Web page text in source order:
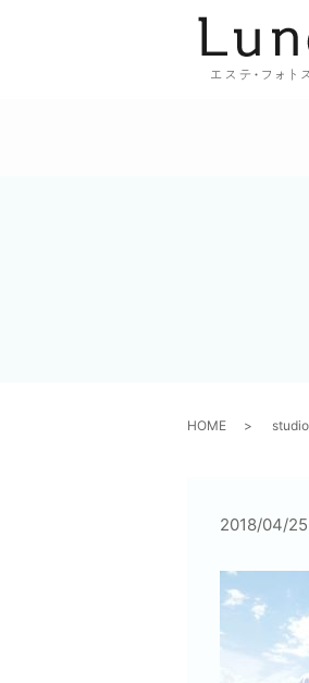
HOME
2018/04/25